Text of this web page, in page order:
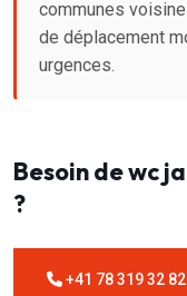
communes
de déplacement
urgences.
Besoin de wc
?
+41 78 319 32 82